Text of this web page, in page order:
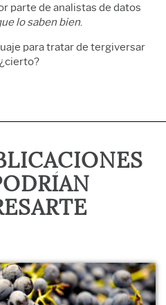
parte de analistas de datos
lo saben bien.
para tratar de tergiversar